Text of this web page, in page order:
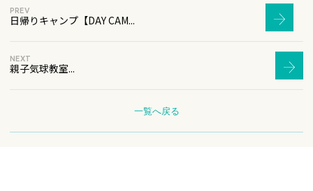
PREV
日帰りキャンプ【DAY CAM...
一覧へ戻る
NEXT
親子気球教室...